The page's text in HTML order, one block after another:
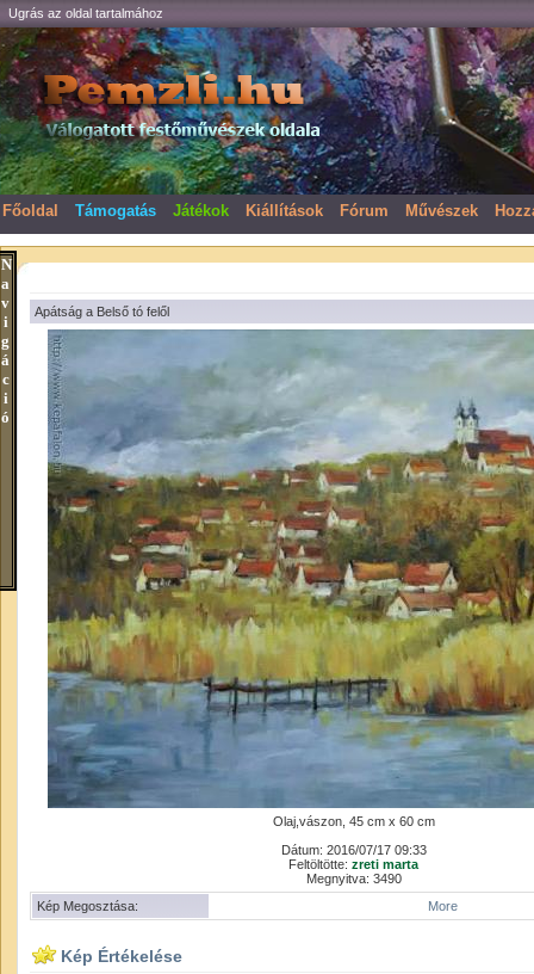
N
a
v
i
g
á
c
i
ó
Ugrás az oldal tartalmához
Főoldal Támogatás Játékok Kiállítások Fórum Művészek
Apátság a Belső tó felől
Olaj,vászon, 45 cm x 60 cm
Dátum: 2016/07/17 09:33
Feltöltötte:zreti marta
Megnyitva: 3490
Kép Megosztása:
More
Kép Értékelése